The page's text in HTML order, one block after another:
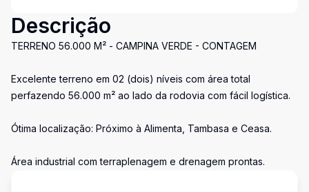
Descrição
TERRENO 56.000 M² - CAMPINA VERDE - CONTAGEM
Excelente terreno em 02 (dois) níveis com área total
perfazendo 56.000 m² ao lado da rodovia com fácil logística.
Ótima localização: Próximo à Alimenta, Tambasa e Ceasa.
Área industrial com terraplenagem e drenagem prontas.